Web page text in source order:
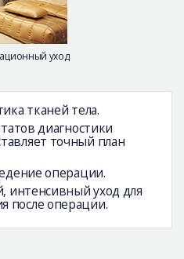
уход
тканей тела.
диагностики
точный план
операции.
интенсивный уход для
после операции.